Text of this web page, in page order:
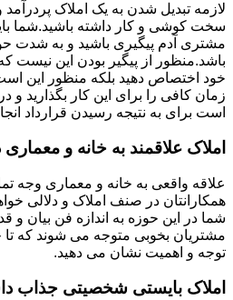
لازمه تبدیل شدن به یک املاک
سخت کوشی و کار داشته باشید.شما
مشتری آدم پیگیری باشید و به شدت
باشد.منظور از پیگیر بودن این نیست
خود اختصاص دهید بلکه منظور این
زمان کافی را برای این کار بگذارید و
است برای به نتیجه رسیدن قرارداد
املاک علاقمند به خانه و
علاقه واقعی به خانه و معماری وجه
همکارانتان در صنف املاک و دلالی
شما در این حوزه به اندازه فن بیان و
مشتریان بخوبی متوجه می شوند که تا
توجه و اهمیت نشان می دهید.
املاک بایستی شخصیتی جذاب